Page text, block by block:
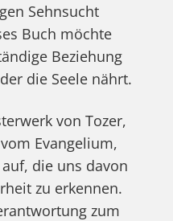
Sehnsucht
Buch möchte
Beziehung
die Seele nährt.
von Tozer,
Evangelium,
die uns davon
zu erkennen.
zum